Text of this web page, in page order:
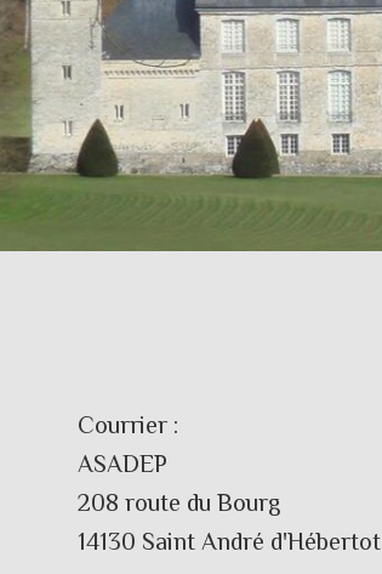
Courrier :
ASADEP
208 route du Bourg
14130 Saint André d'Hébertot